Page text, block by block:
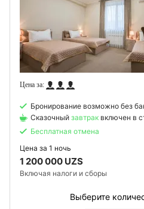
Бронирование возможно без
Сказочный завтрак включен в
Бесплатная отмена
Цена за 1 ночь
1 200 000 UZS
Включая налоги и сборы
Выберите